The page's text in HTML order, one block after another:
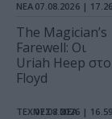
ΝΕΑ 07.08.2026 | 17.26
The Magician’s
Farewell: Οι
Uriah Heep στο
Floyd
ΤΕΧΝΕΣ / ΝΕΑ
07.08.2026 | 16.59